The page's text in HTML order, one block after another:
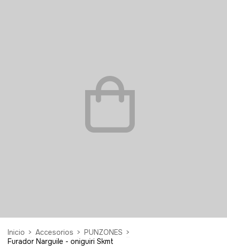
Inicio > Accesorios > PUNZONES >
Furador Narguile - oniguiri Skmt